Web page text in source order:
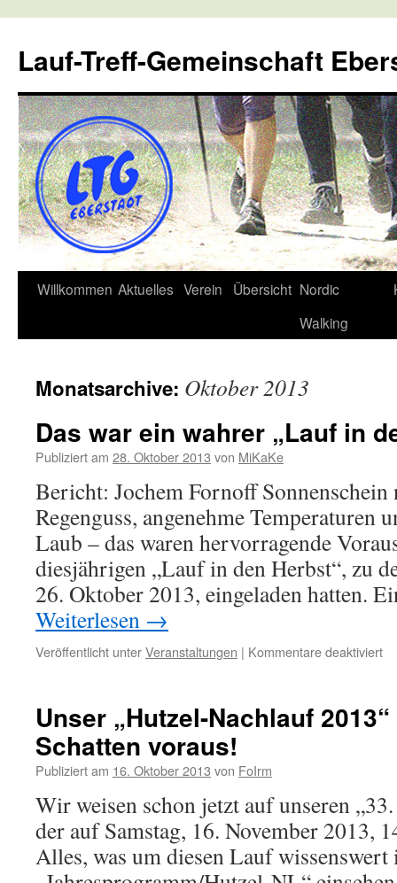
Lauf-Treff-Gemeinschaft
Zum
Willkommen Aktuelles Verein Übersicht Nordic
Walking
Monatsarchive: Oktober 2013
Das war ein wahrer „Lauf in
Publiziert am 28. Oktober 2013 von MiKaKe
Bericht: Jochem Fornoff
Regenguss, angenehme Temperaturen
Laub – das waren hervorragende
diesjährigen „Lauf in den Herbst“, zu
26. Oktober 2013, eingeladen hatten.
Weiterlesen →
Veröffentlicht unterVeranstaltungen | Kommentare deaktiviertfür
Unser „Hutzel-Nachlauf
Schatten voraus!
Publiziert am 16. Oktober 2013 von FoIrm
Wir weisen schon jetzt auf unseren
der auf Samstag, 16. November 2013,
Alles, was um diesen Lauf